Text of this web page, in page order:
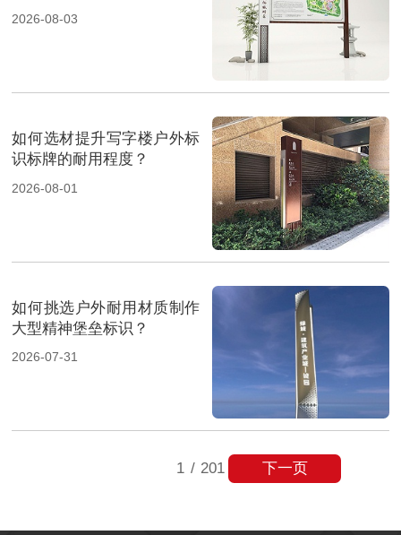
2026-08-03
如何选材提升写字楼户外标
识标牌的耐用程度？
2026-08-01
如何挑选户外耐用材质制作
大型精神堡垒标识？
2026-07-31
1 / 201 下一页